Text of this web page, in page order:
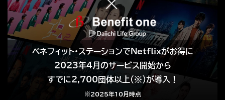
ベネフィット・ステーションでNetflixがお得に
2023年4月のサービス開始から
すでに2,700団体以上(※)が導入！
※2025年10月時点